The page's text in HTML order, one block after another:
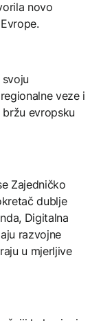
novo
veze i
evropsku
Zajedničko
dublje
Digitalna
razvojne
u mjerljive